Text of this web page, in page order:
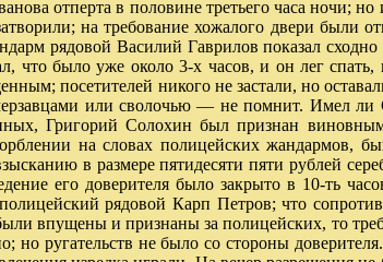
отперта в половине третьего часа ночи; но
на требование хожалого двери были
рядовой Василий Гаврилов показал
что было уже около 3-х часов, и он лег спать,
посетителей никого не застали, но
или сволочью — не помнит. Имел ли
Григорий Солохин был признан
на словах полицейских жандармов,
в размере пятидесяти пяти рублей
его доверителя было закрыто в 10-ть
рядовой Карп Петров; что
впущены и признаны за полицейских, то
но ругательств не было со стороны